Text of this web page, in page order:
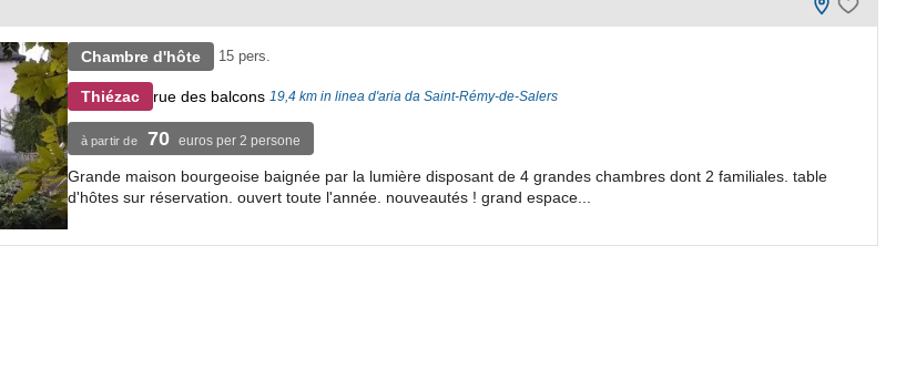
Chambre d'hôte 15 pers.
Thiézac rue des balcons 19,4 km in linea d'aria da Saint-Rémy-de-Salers
à partir de 70 euros per 2 persone
Grande maison bourgeoise baignée par la lumière disposant de 4 grandes chambres dont 2 familiales. table
d'hôtes sur réservation. ouvert toute l'année. nouveautés ! grand espace...